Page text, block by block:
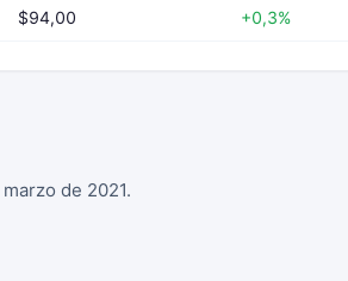
$94,00 +0,3%
de 2021.